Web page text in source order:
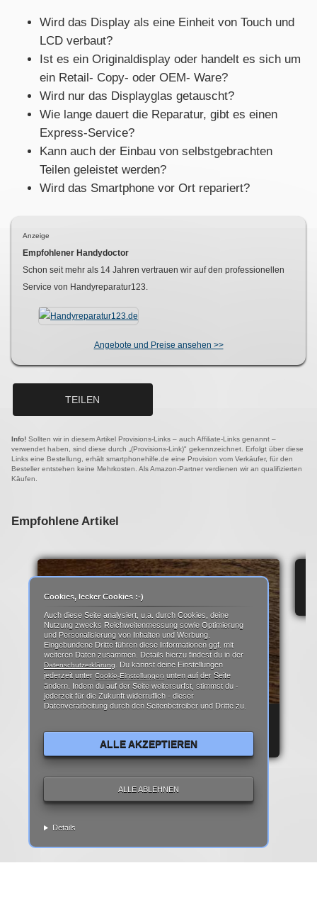
Wird das Display als eine Einheit von Touch und
LCD verbaut?
Ist es ein Originaldisplay oder handelt es sich um
ein Retail- Copy- oder OEM- Ware?
Wird nur das Displayglas getauscht?
Wie lange dauert die Reparatur, gibt es einen
Express-Service?
Kann auch der Einbau von selbstgebrachten
Teilen geleistet werden?
Wird das Smartphone vor Ort repariert?
Anzeige
Empfohlener Handydoctor
Schon seit mehr als 14 Jahren vertrauen wir auf den professionellen
Service von Handyreparatur123.
Angebote und Preise ansehen >>
TEILEN
Info! Sollten wir in diesem Artikel Provisions-Links – auch Affiliate-Links genannt –
verwendet haben, sind diese durch „(Provisions-Link)" gekennzeichnet. Erfolgt über diese
Links eine Bestellung, erhält smartphonehilfe.de eine Provision vom Verkäufer, für den
Besteller entstehen keine Mehrkosten. Als Amazon-Partner verdienen wir an qualifizierten
Käufen.
Empfohlene Artikel
REPARATUR ANLEITUNG | TEARDOWN
Cookies, lecker Cookies :-)
Auch diese Seite analysiert, u.a. durch Cookies, deine
Nutzung zwecks Reichweitenmessung sowie Optimierung
und Personalisierung von Inhalten und Werbung.
Eingebundene Dritte führen diese Informationen ggf. mit
weiteren Daten zusammen. Details hierzu findest du in der
Datenschutzerklärung
. Du kannst deine Einstellungen
jederzeit unter Cookie-Einstellungen unten auf der Seite
ändern. Indem du auf der Seite weitersurfst, stimmst du -
jederzeit für die Zukunft widerruflich - dieser
Datenverarbeitung durch den Seitenbetreiber und Dritte zu.
ALLE AKZEPTIEREN
ALLE ABLEHNEN
Details